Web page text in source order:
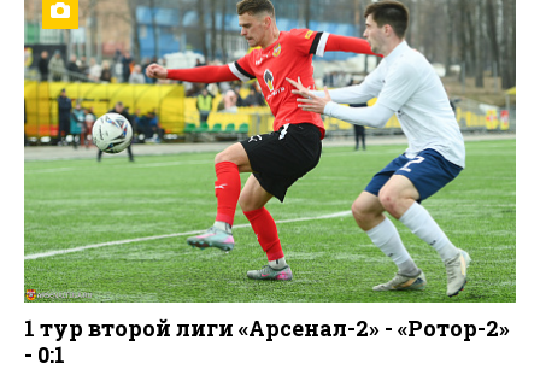
1 тур второй лиги «Арсенал-2» - «Ротор-2»
- 0:1